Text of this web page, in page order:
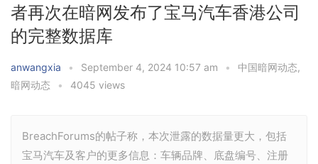
者再次在暗网发布了宝马汽车香港公司
的完整数据库
anwangxia • September 4, 2024 10:57 am • 中国暗网动态,
暗网动态
• 4045 views
BreachForums的帖子称，本次泄露的数据量更大，包括
宝马汽车及客户的更多信息：车辆品牌、底盘编号、注册